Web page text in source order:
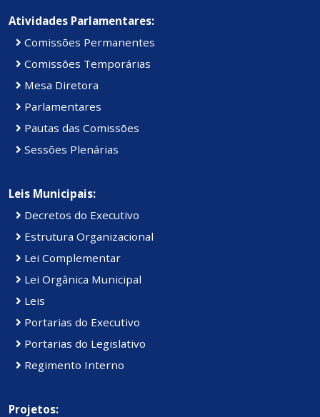
Atividades Parlamentares:
Comissões Permanentes
Comissões Temporárias
Mesa Diretora
Parlamentares
Pautas das Comissões
Sessões Plenárias
Leis Municipais:
Decretos do Executivo
Estrutura Organizacional
Lei Complementar
Lei Orgânica Municipal
Leis
Portarias do Executivo
Portarias do Legislativo
Regimento Interno
Projetos: